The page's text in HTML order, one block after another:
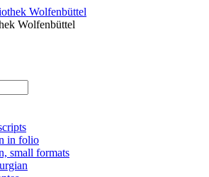
Wolfenbüttel
in folio
small formats